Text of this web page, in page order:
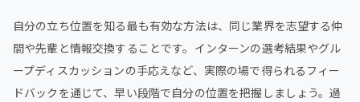
自分の立ち位置を知る最も有効な方法は、同じ業界を志望する仲
間や先輩と情報交換することです。インターンの選考結果やグル
ープディスカッションの手応えなど、実際の場で得られるフィー
ドバックを通じて、早い段階で自分の位置を把握しましょう。過